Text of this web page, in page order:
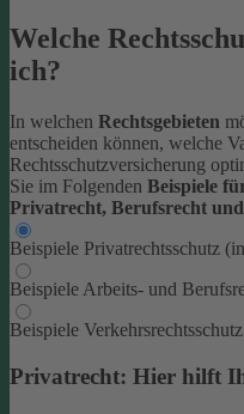
Welche
ich?
In welchen Rechtsgebieten
entscheiden können, welche
Rechtsschutzversicherung
Sie im Folgenden Beispiele
Privatrecht, Berufsrecht
Beispiele Privatrechtsschutz
Beispiele Arbeits- und
Beispiele Verkehrsrechtsschutz
Privatrecht: Hier hilft